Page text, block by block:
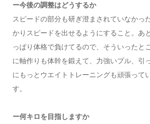
ー今後の調整はどうするか
スピードの部分も研ぎ澄まされていなかっ
かりスピードを出せるようにすること。あ
っぱり体格で負けてるので、そういったと
に軸作りも体幹を鍛えて、力強いプル、引
にもっとウエイトトレーニングも頑張って
す。
ー何キロを目指しますか